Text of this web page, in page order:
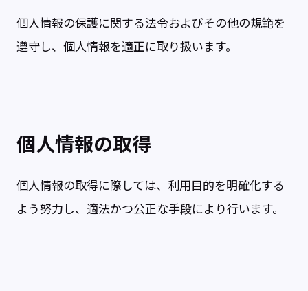
個人情報の保護に関する法令およびその他の規範を
遵守し、個人情報を適正に取り扱います。
個人情報の取得
個人情報の取得に際しては、利用目的を明確化する
よう努力し、適法かつ公正な手段により行います。